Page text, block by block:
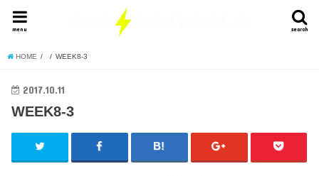
search
menu
HOME WEEK8-3
2017.10.11
WEEK8-3